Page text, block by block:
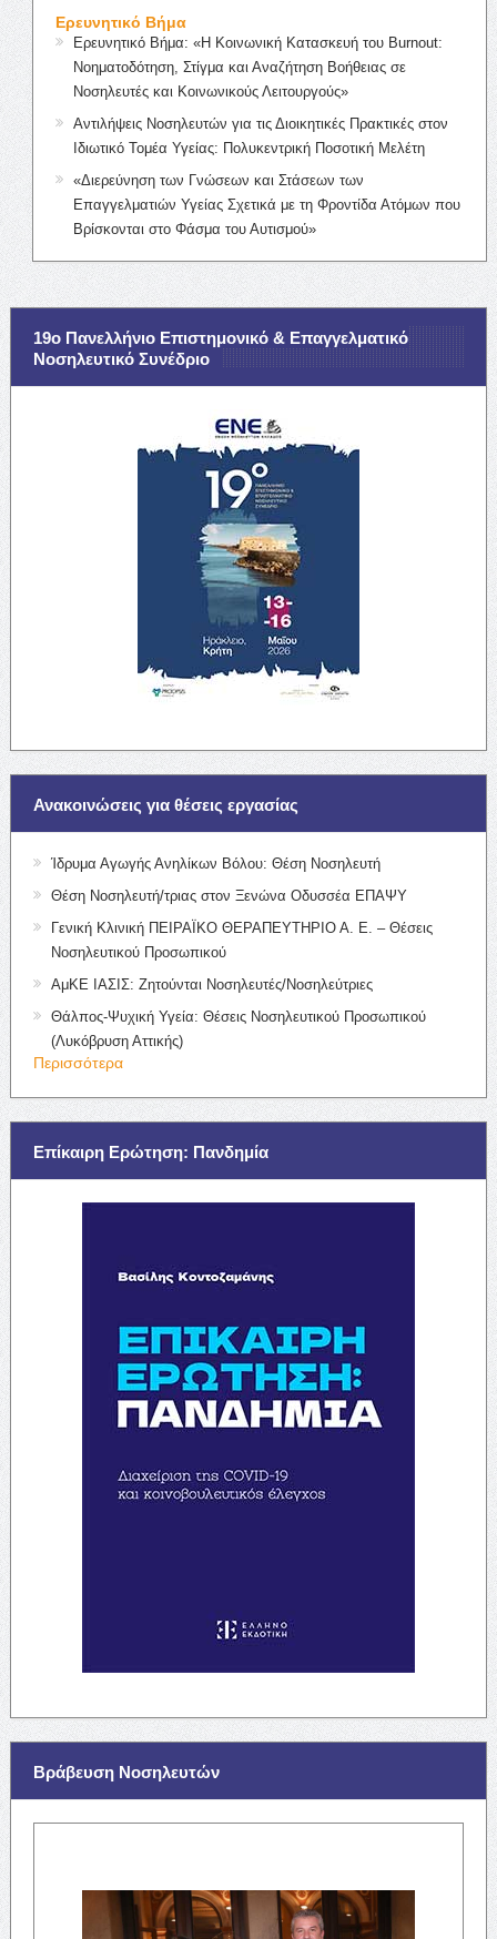
Ερευνητικό Βήμα
Ερευνητικό Βήμα: «Η Κοινωνική Κατασκευή του Burnout:
Νοηματοδότηση, Στίγμα και Αναζήτηση Βοήθειας σε
Νοσηλευτές και Κοινωνικούς Λειτουργούς»
Αντιλήψεις Νοσηλευτών για τις Διοικητικές Πρακτικές στον
Ιδιωτικό Τομέα Υγείας: Πολυκεντρική Ποσοτική Μελέτη
«Διερεύνηση των Γνώσεων και Στάσεων των
Επαγγελματιών Υγείας Σχετικά με τη Φροντίδα Ατόμων που
Βρίσκονται στο Φάσμα του Αυτισμού»
19ο Πανελλήνιο Επιστημονικό & Επαγγελματικό
Νοσηλευτικό Συνέδριο
Ανακοινώσεις για θέσεις εργασίας
Ίδρυμα Αγωγής Ανηλίκων Βόλου: Θέση Νοσηλευτή
Θέση Νοσηλευτή/τριας στον Ξενώνα Οδυσσέα ΕΠΑΨΥ
Γενική Κλινική ΠΕΙΡΑΪΚΟ ΘΕΡΑΠΕΥΤΗΡΙΟ Α. Ε. – Θέσεις
Νοσηλευτικού Προσωπικού
ΑμΚΕ ΙΑΣΙΣ: Ζητούνται Νοσηλευτές/Νοσηλεύτριες
Θάλπος-Ψυχική Υγεία: Θέσεις Νοσηλευτικού Προσωπικού
(Λυκόβρυση Αττικής)
Περισσότερα
Επίκαιρη Ερώτηση: Πανδημία
Βράβευση Νοσηλευτών